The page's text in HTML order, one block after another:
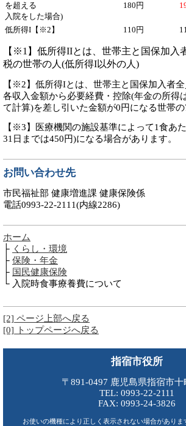
を超える
入院をした場合)
180円
低所得I【※2】 110円
【※1】低所得IIとは、世帯主と国保加入
税の世帯の人(低所得I以外の人 )
【※2】低所得Iとは、世帯主と国保加入者
各収入金額から必要経費・控除(年金の所得
て計算)を差し引いた金額が0円になる世帯の
【※3】医療機関の施設基準によって1食あ
31日までは450円)になる場合があります。
お問い合わせ先
市民福祉部 健康増進課 健康保険係
電話0993-22-2111(内線2286)
ホーム
├ くらし・環境
├ 保険・年金
├ 国民健康保険
└ 入院時食事療養費について
[2] ページ上部へ戻る
[0] トップページへ戻る
指宿市役所
〒891-0497 鹿児島県指宿市十
TEL: 0993-22-2111
FAX: 0993-24-3826
お使いの機種により正しく表示されない場合がありま